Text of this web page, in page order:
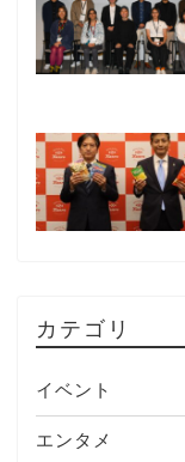
カテゴリ
イベント
エンタメ